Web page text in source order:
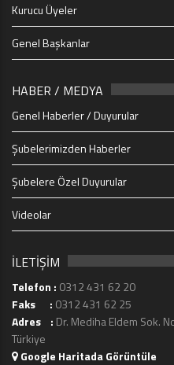
Kurucu Üyeler
Genel Başkanlar
HABER / MEDYA
Genel Haberler / Duyurular
Şubelerimizden Haberler
Şubelere Özel Duyurular
Videolar
İLETİŞİM
Telefon : 0312 431 62 20
Faks : 0312 431 62 25
Adres : Dr. Mediha Eldem Sok.
Türkiye
Google Haritada Görüntüle